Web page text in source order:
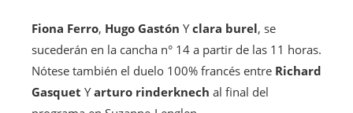
Fiona Ferro, Hugo Gastón Yclara burel, se
sucederán en la cancha n° 14 a partir de las 11 horas.
Nótese también el duelo 100% francés entre Richard
Gasquet Yarturo rinderknech al final del